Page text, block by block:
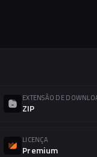
EXTENSÃO DE
ZIP
LICENÇA
Premium